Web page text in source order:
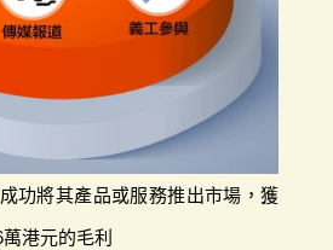
功將其產品或服務推出市場，獲
港元的毛利